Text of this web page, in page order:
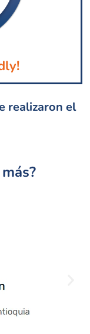
realizaron el